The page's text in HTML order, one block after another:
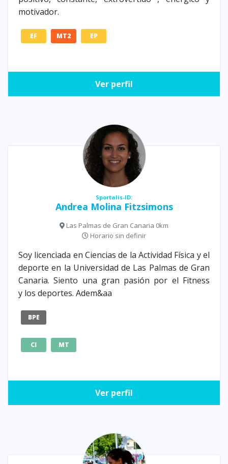
motivador.
EF MT2 EP
Ver perfil
Sportalis-ID:
Andrea Molina Fitzsimons
Las Palmas de Gran Canaria 0km
Horario sin definir
Soy licenciada en Ciencias de la Actividad Física y el
deporte en la Universidad de Las Palmas de Gran
Canaria. Siento una gran pasión por el Fitness
y los deportes. Adem&aa
BPE
CI MT
Ver perfil